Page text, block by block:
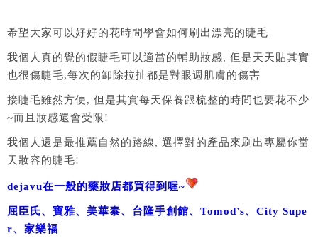
希望大家可以好好的花時間學會如何刷出漂亮的睫毛
我個人真的覺的假睫毛可以適當的輔助妝感, 但是天天貼其實
也很傷睫毛,每次的卸除拉扯都是對眼週肌膚的傷害
接睫毛雖然方便, 但是其實每天保養跟梳整的時間也要花不少
~而且妝感還會受限!
我個人還是最推薦自然的路線, 選擇對的產品來刷出專屬你當
天妝容的睫毛!
dejavu在一般的藥妝店都買得到喔~
屈臣氏、寶雅、美華泰、台隆手創館、Tomod’s、City Supe
r、家樂福